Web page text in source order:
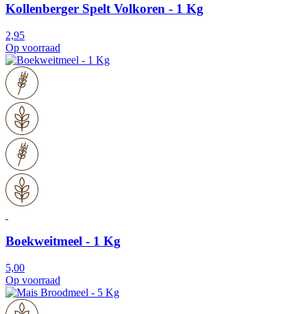
Kollenberger Spelt Volkoren - 1 Kg
2,95
Op voorraad
Boekweitmeel - 1 Kg
5,00
Op voorraad